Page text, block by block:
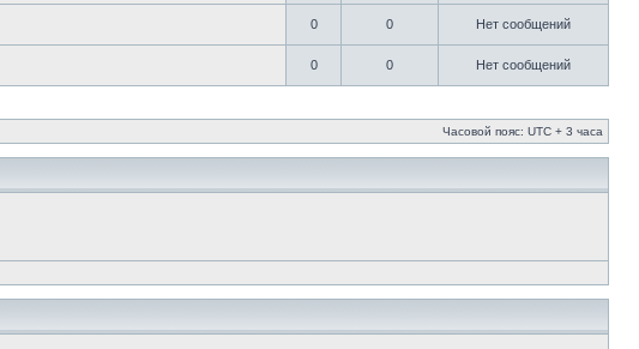
0 0 Нет сообщений
0 0 Нет сообщений
Часовой пояс: UTC + 3 часа